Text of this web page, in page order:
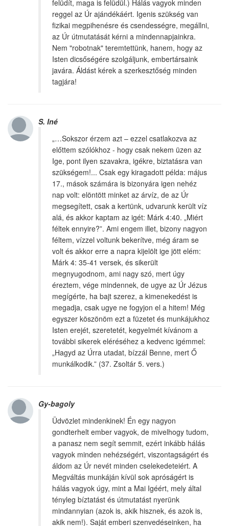
felüdít, maga is felüdül.) Hálás vagyok minden
reggel az Úr ajándékáért. Igenis szükség van
fizikai megpihenésre és csendességre, megállni,
az Úr útmutatását kérni a mindennapjainkra.
Nem "robotnak" teremtettünk, hanem, hogy az
Isten dicsőségére szolgáljunk, embertársaink
javára. Áldást kérek a szerkesztőség minden
tagjára!
S. Iné
„…Sokszor érzem azt – ezzel csatlakozva az
előttem szólókhoz - hogy csak nekem üzen az
Ige, pont ilyen szavakra, igékre, biztatásra van
szükségem!... Csak egy kiragadott példa: május
17., mások számára is bizonyára igen nehéz
nap volt: elöntött minket az árvíz, de az Úr
megsegített, csak a kertünk, udvarunk került víz
alá, és akkor kaptam az igét: Márk 4:40. „Miért
féltek ennyire?”. Ami engem illet, bizony nagyon
féltem, vízzel voltunk bekerítve, még áram se
volt és akkor erre a napra kijelölt ige jött elém:
Márk 4: 35-41 versek, és sikerült
megnyugodnom, ami nagy szó, mert úgy
éreztem, vége mindennek, de ugye az Úr Jézus
megígérte, ha bajt szerez, a kimenekedést is
megadja, csak ugye ne fogyjon el a hitem! Még
egyszer köszönöm ezt a füzetet és munkájukhoz
Isten erejét, szeretetét, kegyelmét kívánom a
további sikerek eléréséhez a kedvenc igémmel:
„Hagyd az Úrra utadat, bízzál Benne, mert Ő
munkálkodik.” (37. Zsoltár 5. vers.)
Gy-bagoly
Üdvözlet mindenkinek! Én egy nagyon
gondterhelt ember vagyok, de mivelhogy tudom,
a panasz nem segít semmit, ezért inkább hálás
vagyok minden nehézségért, viszontagságért és
áldom az Úr nevét minden cselekedeteiért. A
Megváltás munkáján kívül sok apróságért is
hálás vagyok úgy, mint a Mai Igéért, mely által
tényleg bíztatást és útmutatást nyerünk
mindannyian (azok is, akik hisznek, és azok is,
akik nem!). Saját emberi szenvedéseinken, ha